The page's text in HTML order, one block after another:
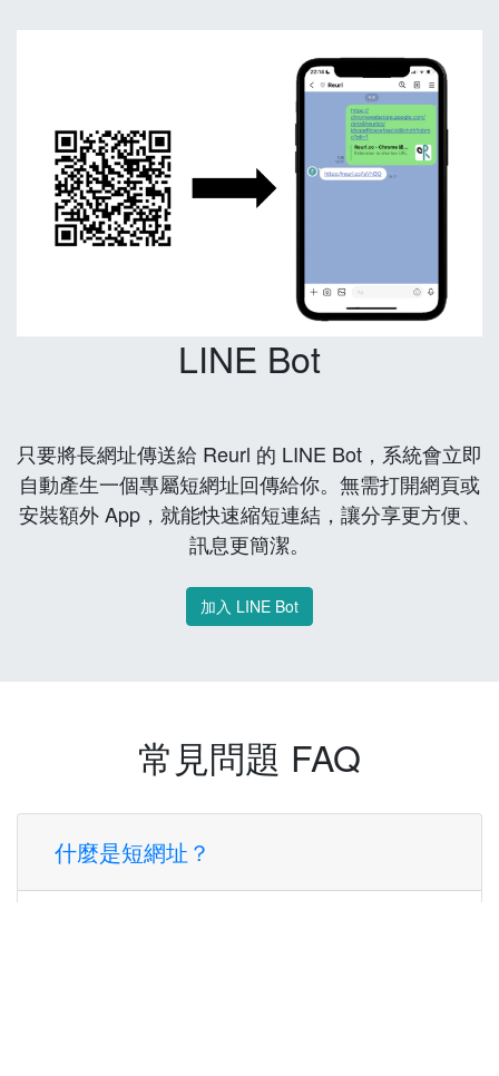
LINE Bot
只要將長網址傳送給 Reurl 的 LINE Bot，系統會立即
自動產生一個專屬短網址回傳給你。無需打開網頁或
安裝額外 App，就能快速縮短連結，讓分享更方便、
訊息更簡潔。
加入 LINE Bot
常見問題 FAQ
什麼是短網址？